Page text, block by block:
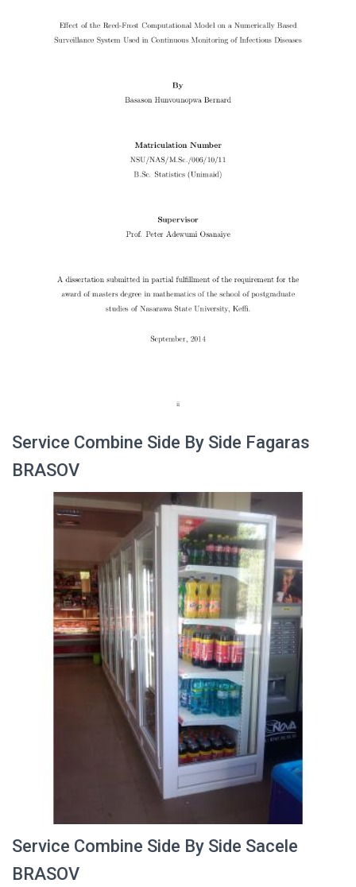
Service Combine Side By Side Fagaras
BRASOV
Service Combine Side By Side Sacele
BRASOV